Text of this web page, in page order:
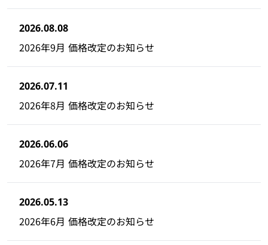
2026.08.08
2026年9月 価格改定のお知らせ
2026.07.11
2026年8月 価格改定のお知らせ
2026.06.06
2026年7月 価格改定のお知らせ
2026.05.13
2026年6月 価格改定のお知らせ